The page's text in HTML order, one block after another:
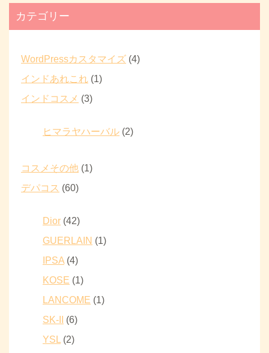
カテゴリー
WordPressカスタマイズ (4)
インドあれこれ (1)
インドコスメ (3)
ヒマラヤハーバル (2)
コスメその他 (1)
デパコス (60)
Dior (42)
GUERLAIN (1)
IPSA (4)
KOSE (1)
LANCOME (1)
SK-II
(6)
YSL (2)